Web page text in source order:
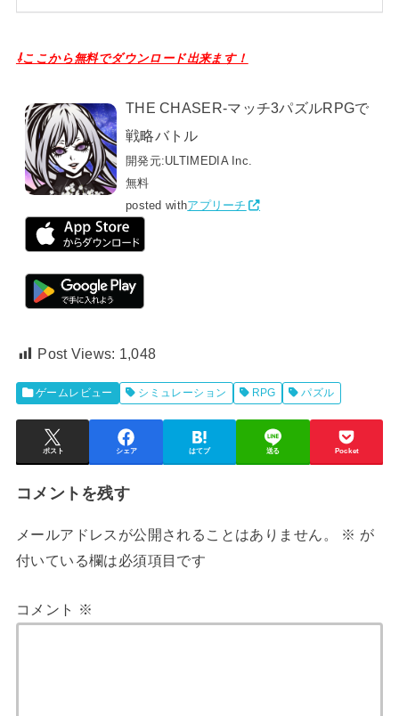
⇩ここから無料でダウンロード出来ます！
THE CHASER-マッチ3パズルRPGで
戦略バトル
開発元:ULTIMEDIA Inc.
無料
posted withアプリーチ
Post Views: 1,048
ゲームレビュー シミュレーション RPG パズル
ポスト シェア はてブ 送る Pocket
コメントを残す
メールアドレスが公開されることはありません。 ※ が
付いている欄は必須項目です
コメント ※